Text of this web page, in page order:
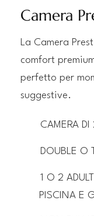
Camera
La Camera
comfort
perfetto per
suggestive.
CAMERA DI
DOUBLE O
1 O 2 ADULTI
PISCINA E